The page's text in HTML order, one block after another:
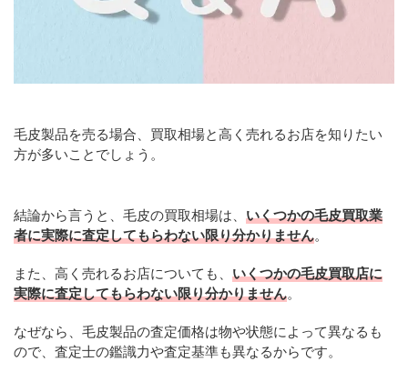
毛皮製品を売る場合、買取相場と高く売れるお店を知りたい
方が多いことでしょう。
結論から言うと、毛皮の買取相場は、 いくつかの毛皮買取業
者に実際に査定してもらわない限り分かりません。
また、高く売れるお店についても、 いくつかの毛皮買取店に
実際に査定してもらわない限り分かりません。
なぜなら、毛皮製品の査定価格は物や状態によって異なるも
ので、査定士の鑑識力や査定基準も異なるからです。